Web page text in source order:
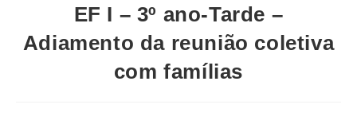
EF I – 3º ano-Tarde –
Adiamento da reunião coletiva
com famílias